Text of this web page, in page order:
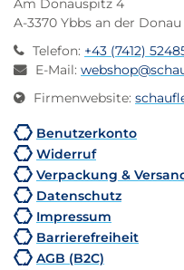
Am Donauspitz 4
A-3370 Ybbs an der Donau
Telefon: +43 (7412)
E-Mail:
Firmenwebsite:
Benutzerkonto
Widerruf
Verpackung &
Datenschutz
Impressum
Barrierefreiheit
AGB (B2C)